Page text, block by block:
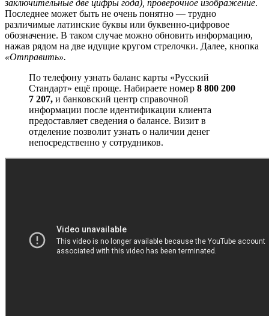
заключительные две цифры года), проверочное изображение.
Последнее может быть не очень понятно — трудно
различимые латинские буквы или буквенно-цифровое
обозначение. В таком случае можно обновить информацию,
нажав рядом на две идущие кругом стрелочки. Далее, кнопка
«Отправить».
По телефону узнать баланс карты «Русский
Стандарт» ещё проще. Набираете номер 8 800 200
7 207, и банковский центр справочной
информации после идентификации клиента
предоставляет сведения о балансе. Визит в
отделение позволит узнать о наличии денег
непосредственно у сотрудников.